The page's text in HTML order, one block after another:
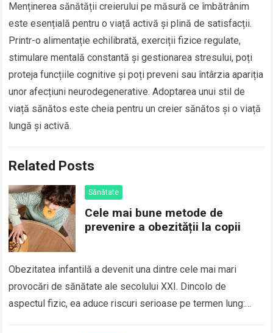
Menținerea sănătății creierului pe măsură ce îmbătrânim
este esențială pentru o viață activă și plină de satisfacții.
Printr-o alimentație echilibrată, exerciții fizice regulate,
stimulare mentală constantă și gestionarea stresului, poți
proteja funcțiile cognitive și poți preveni sau întârzia apariția
unor afecțiuni neurodegenerative. Adoptarea unui stil de
viață sănătos este cheia pentru un creier sănătos și o viață
lungă și activă.
Related Posts
Sănătate
Cele mai bune metode de
prevenire a obezității la copii
Obezitatea infantilă a devenit una dintre cele mai mari
provocări de sănătate ale secolului XXI. Dincolo de
aspectul fizic, ea aduce riscuri serioase pe termen lung: